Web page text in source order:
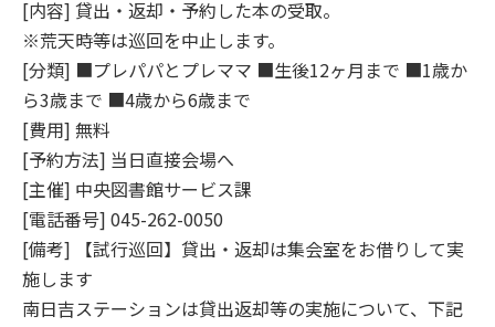
[内容] 貸出・返却・予約した本の受取。
※荒天時等は巡回を中止します。
[分類] ■プレパパとプレママ ■生後12ヶ月まで ■1歳か
ら3歳まで ■4歳から6歳まで
[費用] 無料
[予約方法] 当日直接会場へ
[主催] 中央図書館サービス課
[電話番号] 045-262-0050
[備考] 【試行巡回】貸出・返却は集会室をお借りして実
施します
南日吉ステーションは貸出返却等の実施について、下記